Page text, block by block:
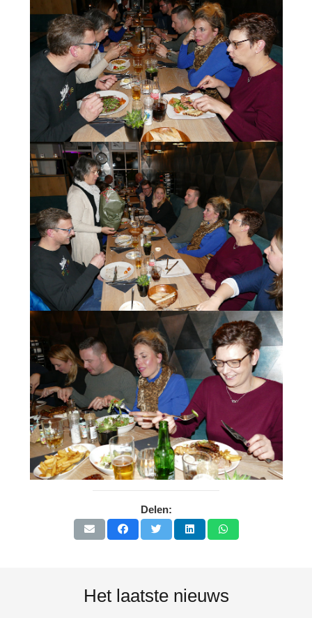
Delen:
Het laatste nieuws